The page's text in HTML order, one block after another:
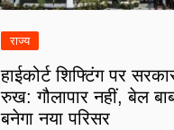
राज्य
हाईकोर्ट शिफ्टिंग पर
रुख: गौलापार नहीं, बेल
बनेगा नया परिसर